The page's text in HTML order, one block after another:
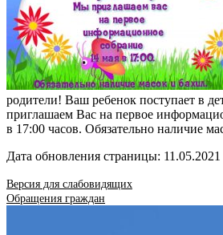
родители! Ваш ребенок поступает в
приглашаем Вас на первое
в 17:00 часов. Обязательно наличие
Дата обновления страницы: 11.05.2021
Версия для слабовидящих
Обращения граждан